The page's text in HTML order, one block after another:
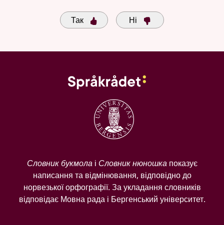
Так Ні
Словник букмолаі Словник нюношкапоказує
написання та відмінювання, відповідно до
норвезької орфографії. За укладання словників
відповідає Мовна рада і Бергенський університет.